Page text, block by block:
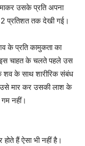
उसके प्रति अपना
प्रतिशत तक देखी गई।
के प्रति कामुकता का
चाहत के चलते पहले उस
के साथ शारीरिक संबंध
उसे मार कर उसकी लाश के
नहीं।
हैं ऐसा भी नहीं है।